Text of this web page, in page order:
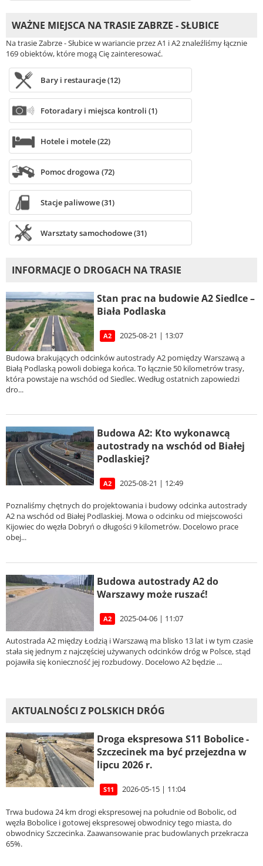
WAŻNE MIEJSCA NA TRASIE ZABRZE - SŁUBICE
Na trasie Zabrze - Słubice w wariancie przez A1 i A2 znaleźliśmy łącznie
169 obiektów, które mogą Cię zainteresować.
Bary i restauracje (12)
Fotoradary i miejsca kontroli (1)
Hotele i motele (22)
Pomoc drogowa (72)
Stacje paliwowe (31)
Warsztaty samochodowe (31)
INFORMACJE O DROGACH NA TRASIE
Stan prac na budowie A2 Siedlce –
Biała Podlaska
A2 2025-08-21 | 13:07
Budowa brakujących odcinków autostrady A2 pomiędzy Warszawą a
Białą Podlaską powoli dobiega końca. To łącznie 50 kilometrów trasy,
która powstaje na wschód od Siedlec. Według ostatnich zapowiedzi
dro...
Budowa A2: Kto wykonawcą
autostrady na wschód od Białej
Podlaskiej?
A2 2025-08-21 | 12:49
Poznaliśmy chętnych do projektowania i budowy odcinka autostrady
A2 na wschód od Białej Podlaskiej. Mowa o odcinku od miejscowości
Kijowiec do węzła Dobryń o długości 9 kilometrów. Docelowo prace
obej...
Budowa autostrady A2 do
Warszawy może ruszać!
A2 2025-04-06 | 11:07
Autostrada A2 między Łodzią i Warszawą ma blisko 13 lat i w tym czasie
stała się jednym z najczęściej używanych odcinków dróg w Polsce, stąd
pojawiła się konieczność jej rozbudowy. Docelowo A2 będzie ...
AKTUALNOŚCI Z POLSKICH DRÓG
Droga ekspresowa S11 Bobolice -
Szczecinek ma być przejezdna w
lipcu 2026 r.
S11 2026-05-15 | 11:04
Trwa budowa 24 km drogi ekspresowej na południe od Bobolic, od
węzła Bobolice i gotowej ekspresowej obwodnicy tego miasta, do
obwodnicy Szczecinka. Zaawansowanie prac budowlanych przekracza
65%.